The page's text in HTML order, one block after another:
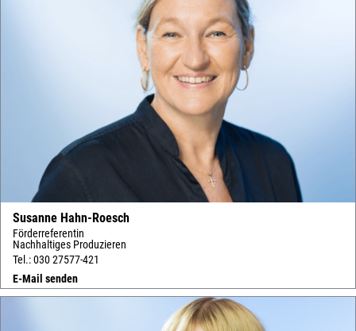
Susanne Hahn-Roesch
Förderreferentin
Nachhaltiges Produzieren
Tel.: 030 27577-421
E-Mail senden